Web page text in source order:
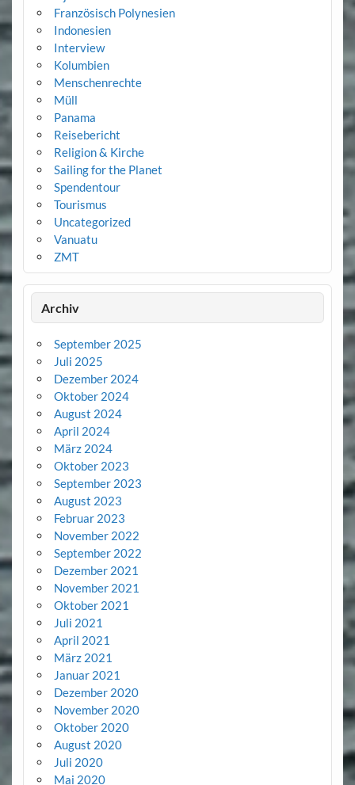
Französisch Polynesien
Indonesien
Interview
Kolumbien
Menschenrechte
Müll
Panama
Reisebericht
Religion & Kirche
Sailing for the Planet
Spendentour
Tourismus
Uncategorized
Vanuatu
ZMT
Archiv
September 2025
Juli 2025
Dezember 2024
Oktober 2024
August 2024
April 2024
März 2024
Oktober 2023
September 2023
August 2023
Februar 2023
November 2022
September 2022
Dezember 2021
November 2021
Oktober 2021
Juli 2021
April 2021
März 2021
Januar 2021
Dezember 2020
November 2020
Oktober 2020
August 2020
Juli 2020
Mai 2020